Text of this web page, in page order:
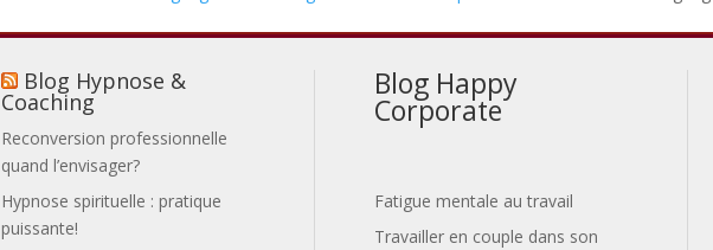
Blog Hypnose &
Coaching
Reconversion professionnelle
quand l’envisager?
Hypnose spirituelle : pratique
puissante!
Blog Happy
Corporate
Fatigue mentale au travail
Travailler en couple dans son